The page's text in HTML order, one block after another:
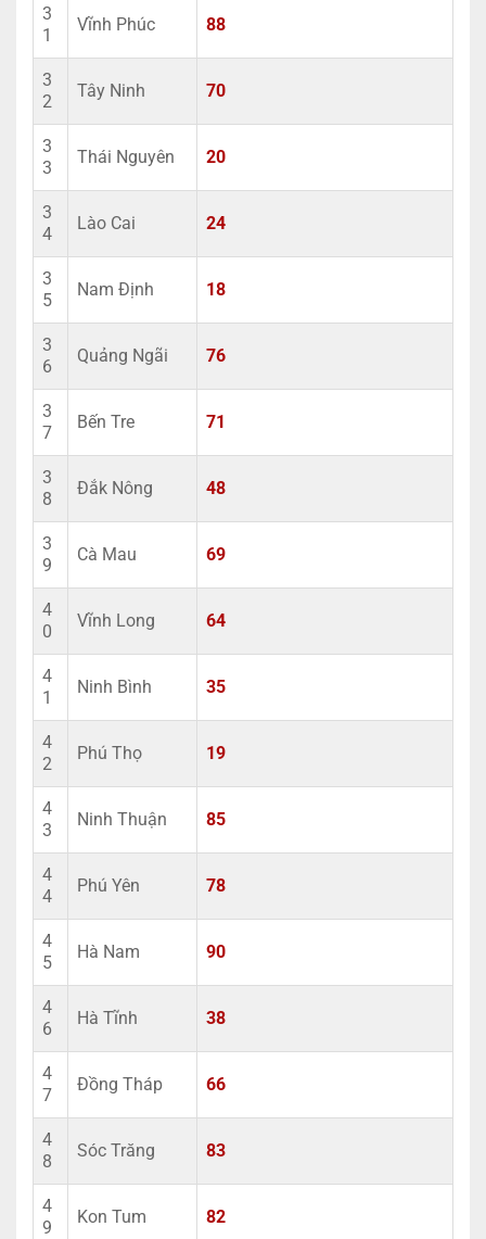
3
1
Vĩnh Phúc 88
3
2
Tây Ninh 70
3
3
Thái Nguyên 20
3
4
Lào Cai 24
3
5
Nam Định 18
3
6
Quảng Ngãi 76
3
7
Bến Tre 71
3
8
Đắk Nông 48
3
9
Cà Mau 69
4
0
Vĩnh Long 64
4
1
Ninh Bình 35
4
2
Phú Thọ 19
4
3
Ninh Thuận 85
4
4
Phú Yên 78
4
5
Hà Nam 90
4
6
Hà Tĩnh 38
4
7
Đồng Tháp 66
4
8
Sóc Trăng 83
4
9
Kon Tum 82